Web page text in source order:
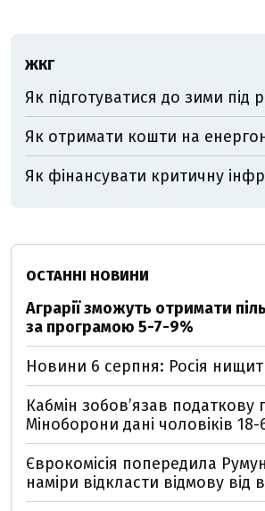
ЖКГ
Як підготуватися до зими під
Як отримати кошти на
Як фінансувати критичну
ОСТАННІ НОВИНИ
Аграрії зможуть отримати
за програмою 5-7-9%
Новини 6 серпня: Росія
Кабмін зобовʼязав податкову
Міноборони дані чоловіків 18-
Єврокомісія попередила
наміри відкласти відмову від